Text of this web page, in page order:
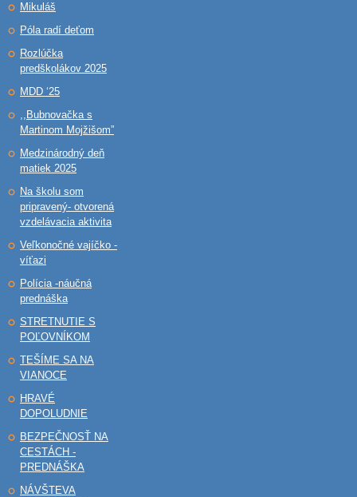
Mikuláš
Póla radí deťom
Rozlúčka
predškolákov 2025
MDD ‘25
,,Bubnovačka s
Martinom Mojžišom”
Medzinárodný deň
matiek 2025
Na školu som
pripravený- otvorená
vzdelávacia aktivita
Veľkonočné vajíčko -
víťazi
Polícia -náučná
prednáška
STRETNUTIE S
POĽOVNÍKOM
TEŠÍME SA NA
VIANOCE
HRAVÉ
DOPOLUDNIE
BEZPEČNOSŤ NA
CESTÁCH -
PREDNÁŠKA
NÁVŠTEVA